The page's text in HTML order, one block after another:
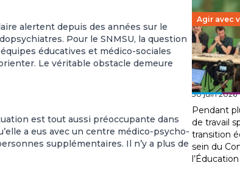
alertent depuis des années sur le
Pour le SNMSU, la question
éducatives et médico-sociales
Le véritable obstacle demeure
est tout aussi préoccupante dans
a eus avec un centre médico-psycho-
supplémentaires. Il n’y a plus de
Agir avec
fait
30 juin 2026
Pendant
de travail
transition
sein du